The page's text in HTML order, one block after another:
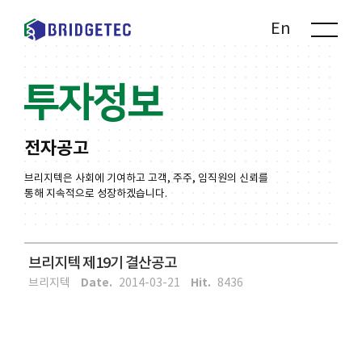
En
투자정보
전자공고
브리지텍은 사회에 기여하고 고객, 주주, 임직원의 신뢰를
통해 지속적으로 성장하겠습니다.
브리지텍 제19기 결산공고
브리지텍 Date. 2014-03-21 Hit. 8436